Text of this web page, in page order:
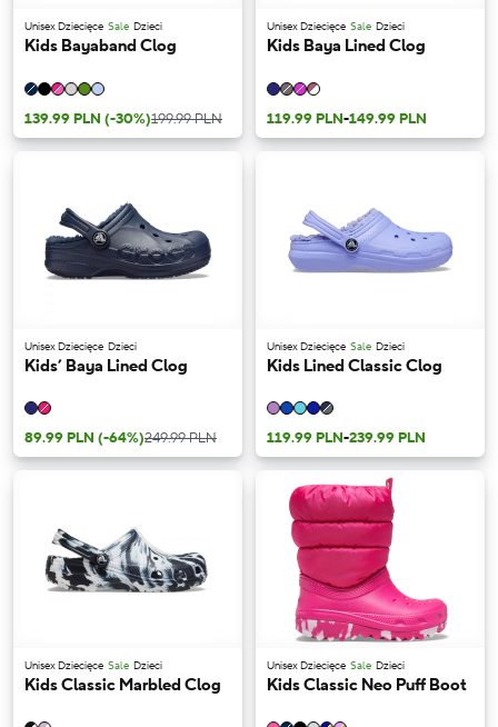
Unisex Dziecięce Sale Dzieci
Kids Bayaband Clog
139.99 PLN (-30%)199.99 PLN
Unisex Dziecięce Sale Dzieci
Kids Baya Lined Clog
119.99 PLN-149.99 PLN
Unisex Dziecięce Dzieci
Kids’ Baya Lined Clog
89.99 PLN (-64%)249.99 PLN
Unisex Dziecięce Sale Dzieci
Kids Lined Classic Clog
119.99 PLN-239.99 PLN
Unisex Dziecięce Sale Dzieci
Kids Classic Marbled Clog
Unisex Dziecięce Sale Dzieci
Kids Classic Neo Puff Boot